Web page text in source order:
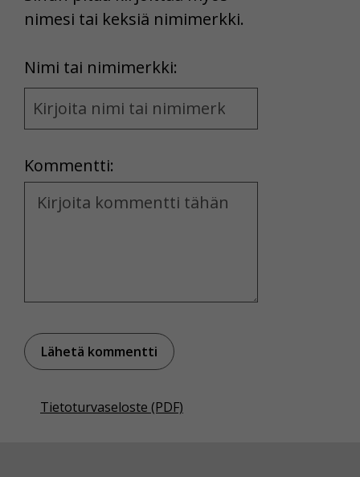
nimesi tai keksiä nimimerkki.
Nimi tai nimimerkki:
Name
and
Kommentti:
Kommentti
Tietoturvaseloste (PDF)